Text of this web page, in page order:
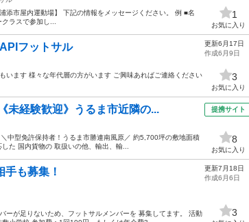
市屋内運動場】 下記の情報をメッセージください。 例 ■名
ラスで参加し...
1
お気に入り
フットサル
います 様々な年代層の方がいます ご興味あればご連絡ください
更新6月17日
作成6月9日
3
お気に入り
未経験歓迎》うるま市近隣の...
免許保持者！うるま市勝連南風原／ 約5,700坪の敷地面積
た 国内貨物の 取扱いの他、輸出、輸...
提携サイト
8
お気に入り
も募集！
ーが足りないため、フットサルメンバーを 募集してます。 活動
更新7月18日
作成6月6日
3